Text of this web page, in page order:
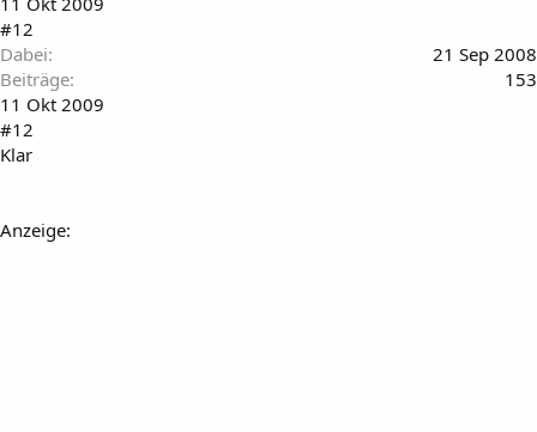
#12
Dabei
21 Sep 2008
Beiträge
153
11 Okt 2009
#12
Klar
Anzeige: